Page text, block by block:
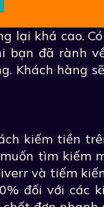
lại khá cao.
bạn đã rành
Khách hàng
kiếm tiền
tìm kiếm
và tiếm
đối với các